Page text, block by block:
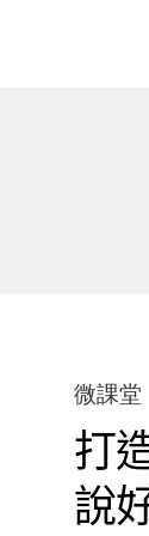
微課堂
打
說